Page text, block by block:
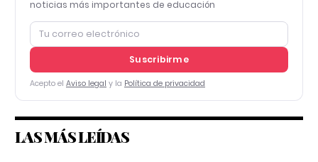
noticias más importantes de educación
Suscribirme
Acepto el Aviso legal y la Política de privacidad
LAS MÁS LEÍDAS